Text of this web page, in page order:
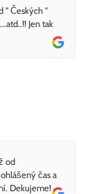
" Českých "
Jen tak
od
čas a
Dekujeme!